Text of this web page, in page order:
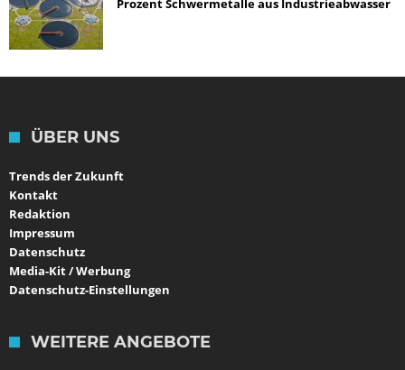
Prozent Schwermetalle aus Industrieabwasser
ÜBER UNS
Trends der Zukunft
Kontakt
Redaktion
Impressum
Datenschutz
Media-Kit / Werbung
Datenschutz-Einstellungen
WEITERE ANGEBOTE